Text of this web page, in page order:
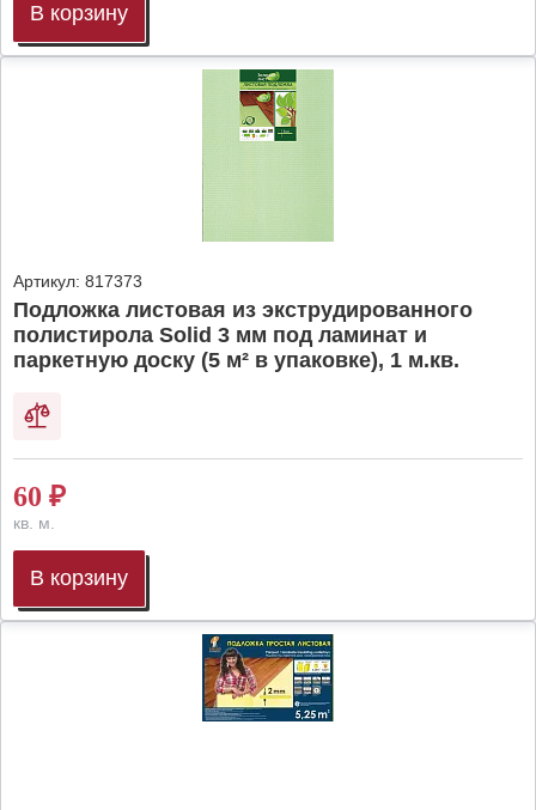
В корзину
Артикул: 817373
Подложка листовая из экструдированного
полистирола Solid 3 мм под ламинат и
паркетную доску (5 м² в упаковке), 1 м.кв.
60 ₽
кв. м.
В корзину